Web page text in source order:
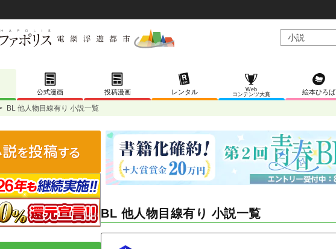
公式漫画 投稿漫画 レンタル
Web
コンテンツ大賞
絵本ひろば
BL 他人物目線有り 小説一覧
BL 他人物目線有り 小説一覧